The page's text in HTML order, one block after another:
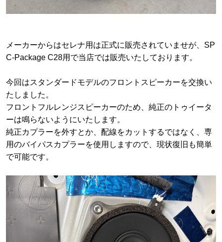
メーカーからはセレナ用は正式に販売されていませが、SP
C-Package C28用で当店では販売いたしております。
今回はスタンダードモデルのフロントスピーカーを交換い
たしました。
フロントフルレンジスピーカーのため、純正のトゥイータ
ーは鳴らないようにいたします。
純正カプラーを外すとか、配線をカットするではなく、専
用のバイパスカプラーを使用しますので、現状復旧も簡単
で可能です。